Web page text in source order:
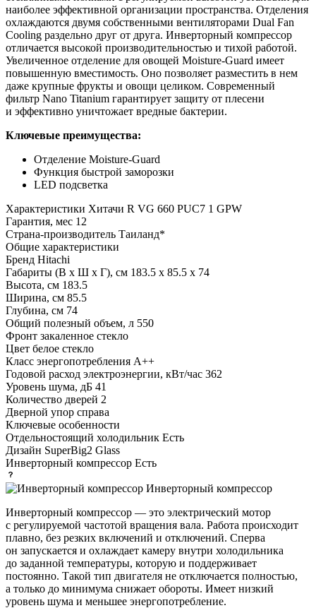
наиболее эффективной организации пространства. Отделения
охлаждаются двумя собственными вентиляторами Dual Fan
Cooling раздельно друг от друга. Инверторный компрессор
отличается высокой производительностью и тихой работой.
Увеличенное отделение для овощей Moisture-Guard имеет
повышенную вместимость. Оно позволяет разместить в нем
даже крупные фрукты и овощи целиком. Современный
фильтр Nano Titanium гарантирует защиту от плесени
и эффективно уничтожает вредные бактерии.
Ключевые преимущества:
Отделение Moisture-Guard
Функция быстрой заморозки
LED подсветка
Характеристики Хитачи R VG 660 PUC7 1 GPW
Гарантия, мес 12
Страна-производитель Таиланд*
Общие характеристики
Бренд Hitachi
Габариты (В х Ш х Г), см 183.5 х 85.5 х 74
Высота, см 183.5
Ширина, см 85.5
Глубина, см 74
Общий полезный объем, л 550
Фронт закаленное стекло
Цвет белое стекло
Класс энергопотребления A++
Годовой расход электроэнергии, кВт/час 362
Уровень шума, дБ 41
Количество дверей 2
Дверной упор справа
Ключевые особенности
Отдельностоящий холодильник Есть
Дизайн SuperBig2 Glass
Инверторный компрессор Есть
Инверторный компрессор
Инверторный компрессор — это электрический мотор
с регулируемой частотой вращения вала. Работа происходит
плавно, без резких включений и отключений. Сперва
он запускается и охлаждает камеру внутри холодильника
до заданной температуры, которую и поддерживает
постоянно. Такой тип двигателя не отключается полностью,
а только до минимума снижает обороты. Имеет низкий
уровень шума и меньшее энергопотребление.